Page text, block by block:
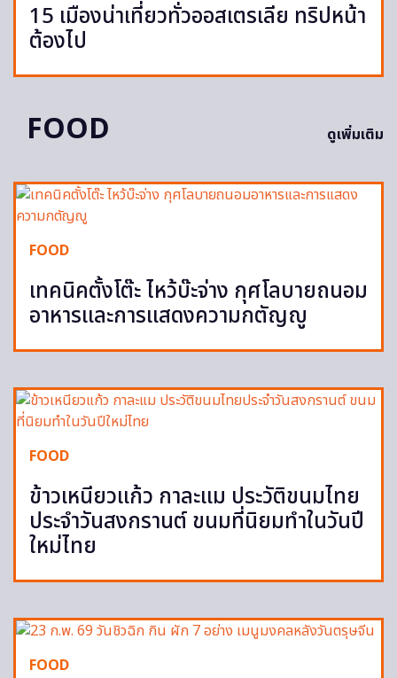
15 เมืองน่าเที่ยวทั่วออสเตรเลีย ทริปหน้า
ต้องไป
FOOD ดูเพิ่มเติม
FOOD
เทคนิคตั้งโต๊ะ ไหว้บ๊ะจ่าง กุศโลบายถนอม
อาหารและการแสดงความกตัญญู
FOOD
ข้าวเหนียวแก้ว กาละแม ประวัติขนมไทย
ประจำวันสงกรานต์ ขนมที่นิยมทำในวันปี
ใหม่ไทย
FOOD